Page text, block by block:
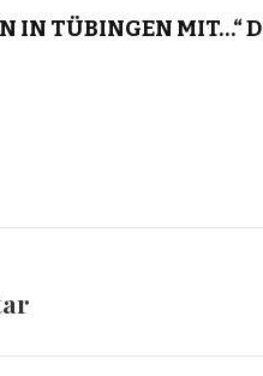
IN TÜBINGEN